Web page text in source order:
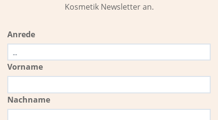
Kosmetik Newsletter an.
Anrede
Vorname
Nachname